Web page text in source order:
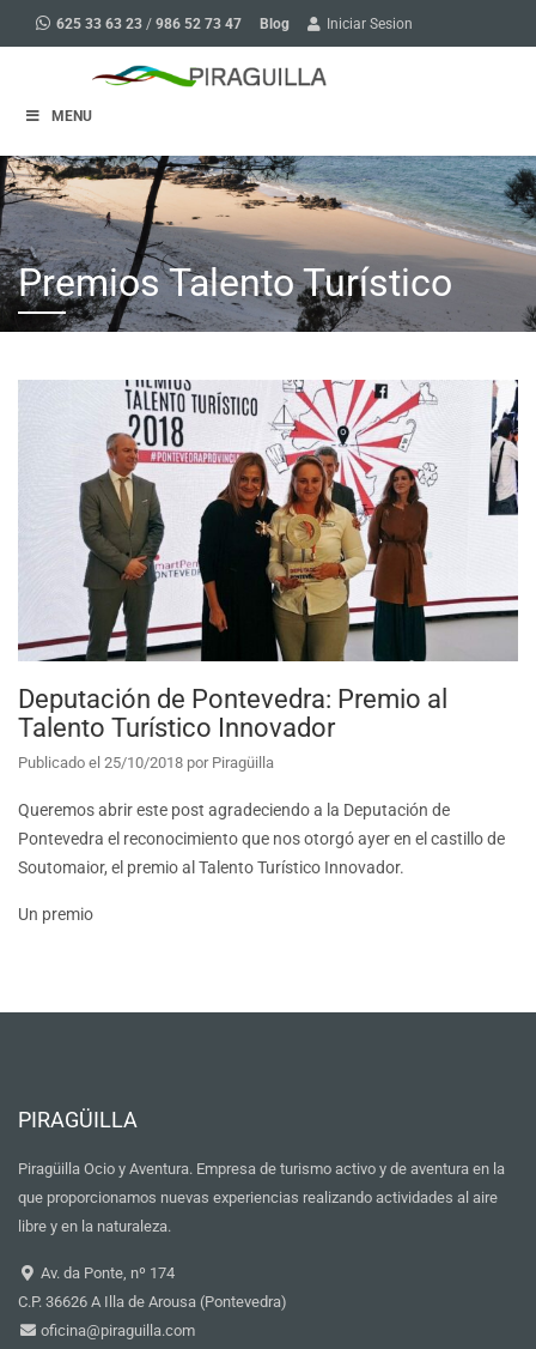
625 33 63 23 / 986 52 73 47 Blog Iniciar Sesion
MENU
Premios Talento Turístico
Deputación de Pontevedra: Premio al
Talento Turístico Innovador
Publicado el 25/10/2018 por Piragüilla
Queremos abrir este post agradeciendo a la Deputación de
Pontevedra el reconocimiento que nos otorgó ayer en el castillo de
Soutomaior, el premio al Talento Turístico Innovador.
Un premio
PIRAGÜILLA
Piragüilla Ocio y Aventura. Empresa de turismo activo y de aventura en la
que proporcionamos nuevas experiencias realizando actividades al aire
libre y en la naturaleza.
Av. da Ponte, nº 174
C.P. 36626 A Illa de Arousa (Pontevedra)
oficina@piraguilla.com